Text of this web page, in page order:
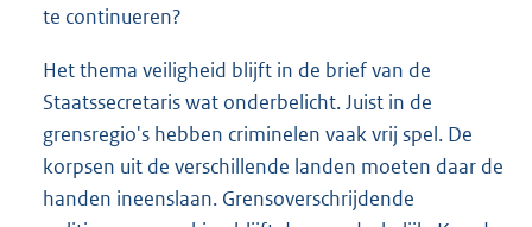
te continueren?
Het thema veiligheid blijft in de brief van de
Staatssecretaris wat onderbelicht. Juist in de
grensregio's hebben criminelen vaak vrij spel. De
korpsen uit de verschillende landen moeten daar de
handen ineenslaan. Grensoverschrijdende